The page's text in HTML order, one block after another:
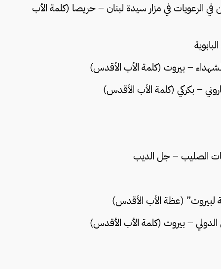
في الرعويات في مزار سيدة لبنان – حريصا (كلمة الأب